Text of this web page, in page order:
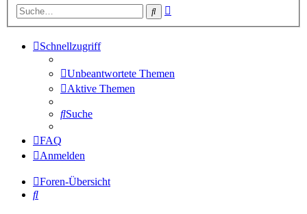
Suche
Schnellzugriff
Unbeantwortete Themen
Aktive Themen
Suche
FAQ
Anmelden
Foren-Übersicht
Suche